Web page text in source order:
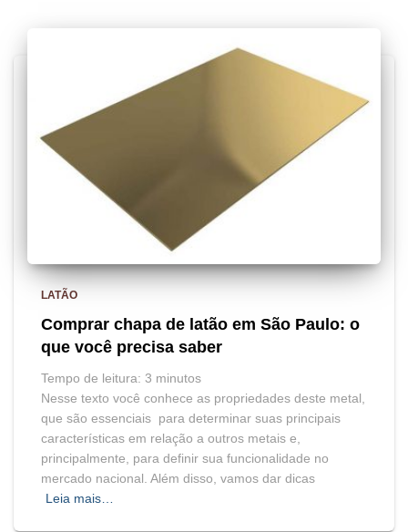
LATÃO
Comprar chapa de latão em São Paulo: o
que você precisa saber
Tempo de leitura: 3 minutos
Nesse texto você conhece as propriedades deste metal,
que são essenciais para determinar suas principais
características em relação a outros metais e,
principalmente, para definir sua funcionalidade no
mercado nacional. Além disso, vamos dar dicas
Leia mais…